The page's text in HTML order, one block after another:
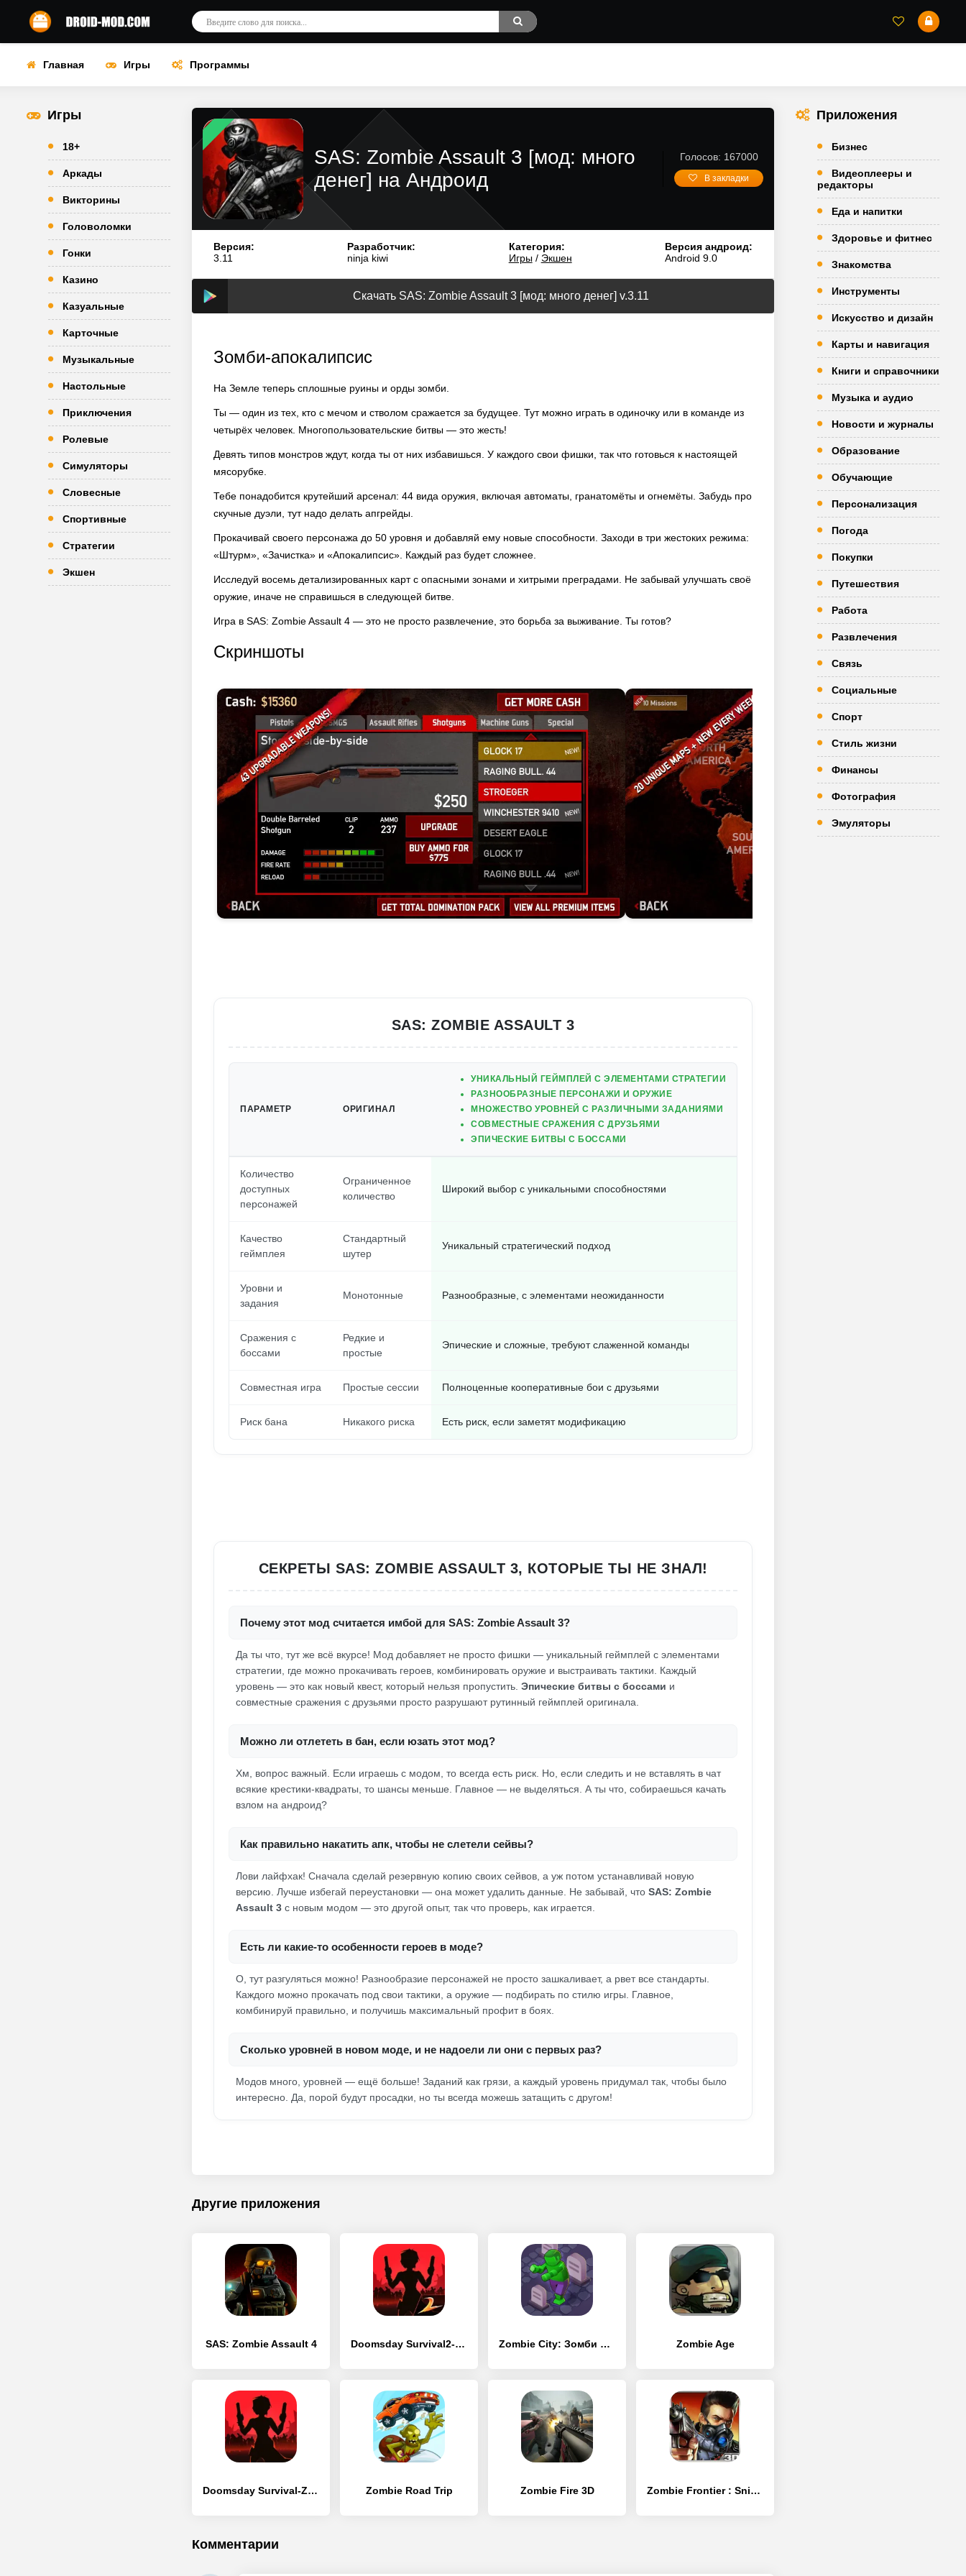
Главная Игры Программы
Игры
18+
Аркады
Викторины
Головоломки
Гонки
Казино
Казуальные
Карточные
Музыкальные
Настольные
Приключения
Ролевые
Симуляторы
Словесные
Спортивные
Стратегии
Экшен
SAS: Zombie Assault 3 [мод: много
денег] на Андроид
Голосов: 167000
В закладки
Версия:
3.11
Разработчик:
ninja kiwi
Категория:
Игры/ Экшен
Версия андроид:
Android 9.0
Скачать SAS: Zombie Assault 3 [мод: много денег] v.3.11
Зомби-апокалипсис
На Земле теперь сплошные руины и орды зомби.
Ты — один из тех, кто с мечом и стволом сражается за будущее. Тут можно играть в одиночку или в команде из
четырёх человек. Многопользовательские битвы — это жесть!
Девять типов монстров ждут, когда ты от них избавишься. У каждого свои фишки, так что готовься к настоящей
мясорубке.
Тебе понадобится крутейший арсенал: 44 вида оружия, включая автоматы, гранатомёты и огнемёты. Забудь про
скучные дуэли, тут надо делать апгрейды.
Прокачивай своего персонажа до 50 уровня и добавляй ему новые способности. Заходи в три жестоких режима:
«Штурм», «Зачистка» и «Апокалипсис». Каждый раз будет сложнее.
Исследуй восемь детализированных карт с опасными зонами и хитрыми преградами. Не забывай улучшать своё
оружие, иначе не справишься в следующей битве.
Игра в SAS: Zombie Assault 4 — это не просто развлечение, это борьба за выживание. Ты готов?
Скриншоты
SAS: ZOMBIE ASSAULT 3
ПАРАМЕТР ОРИГИНАЛ
УНИКАЛЬНЫЙ ГЕЙМПЛЕЙ С ЭЛЕМЕНТАМИ СТРАТЕГИИ
РАЗНООБРАЗНЫЕ ПЕРСОНАЖИ И ОРУЖИЕ
МНОЖЕСТВО УРОВНЕЙ С РАЗЛИЧНЫМИ ЗАДАНИЯМИ
СОВМЕСТНЫЕ СРАЖЕНИЯ С ДРУЗЬЯМИ
ЭПИЧЕСКИЕ БИТВЫ С БОССАМИ
Количество
доступных
персонажей
Ограниченное
количество
Широкий выбор с уникальными способностями
Качество
геймплея
Стандартный
шутер
Уникальный стратегический подход
Уровни и
задания
Монотонные Разнообразные, с элементами неожиданности
Сражения с
боссами
Редкие и
простые
Эпические и сложные, требуют слаженной команды
Совместная игра Простые сессии Полноценные кооперативные бои с друзьями
Риск бана Никакого риска Есть риск, если заметят модификацию
СЕКРЕТЫ SAS: ZOMBIE ASSAULT 3, КОТОРЫЕ ТЫ НЕ ЗНАЛ!
Почему этот мод считается имбой для SAS: Zombie Assault 3?
Да ты что, тут же всё вкурсе! Мод добавляет не просто фишки — уникальный геймплей с элементами
стратегии, где можно прокачивать героев, комбинировать оружие и выстраивать тактики. Каждый
уровень — это как новый квест, который нельзя пропустить. Эпические битвы с боссами и
совместные сражения с друзьями просто разрушают рутинный геймплей оригинала.
Можно ли отлететь в бан, если юзать этот мод?
Хм, вопрос важный. Если играешь с модом, то всегда есть риск. Но, если следить и не вставлять в чат
всякие крестики-квадраты, то шансы меньше. Главное — не выделяться. А ты что, собираешься качать
взлом на андроид?
Как правильно накатить апк, чтобы не слетели сейвы?
Лови лайфхак! Сначала сделай резервную копию своих сейвов, а уж потом устанавливай новую
версию. Лучше избегай переустановки — она может удалить данные. Не забывай, что SAS: Zombie
Assault 3 с новым модом — это другой опыт, так что проверь, как играется.
Есть ли какие-то особенности героев в моде?
О, тут разгуляться можно! Разнообразие персонажей не просто зашкаливает, а рвет все стандарты.
Каждого можно прокачать под свои тактики, а оружие — подбирать по стилю игры. Главное,
комбинируй правильно, и получишь максимальный профит в боях.
Сколько уровней в новом моде, и не надоели ли они с первых раз?
Модов много, уровней — ещё больше! Заданий как грязи, а каждый уровень придумал так, чтобы было
интересно. Да, порой будут просадки, но ты всегда можешь затащить с другом!
Другие приложения
SAS: Zombie Assault 4 Doomsday Survival2-Zombie Game Zombie City: Зомби Апокалипсис Zombie Age
Doomsday Survival-Zombie Games Zombie Road Trip Zombie Fire 3D Zombie Frontier : Sniper
Комментарии
Приложения
Бизнес
Видеоплееры и
редакторы
Еда и напитки
Здоровье и фитнес
Знакомства
Инструменты
Искусство и дизайн
Карты и навигация
Книги и справочники
Музыка и аудио
Новости и журналы
Образование
Обучающие
Персонализация
Погода
Покупки
Путешествия
Работа
Развлечения
Связь
Социальные
Спорт
Стиль жизни
Финансы
Фотография
Эмуляторы